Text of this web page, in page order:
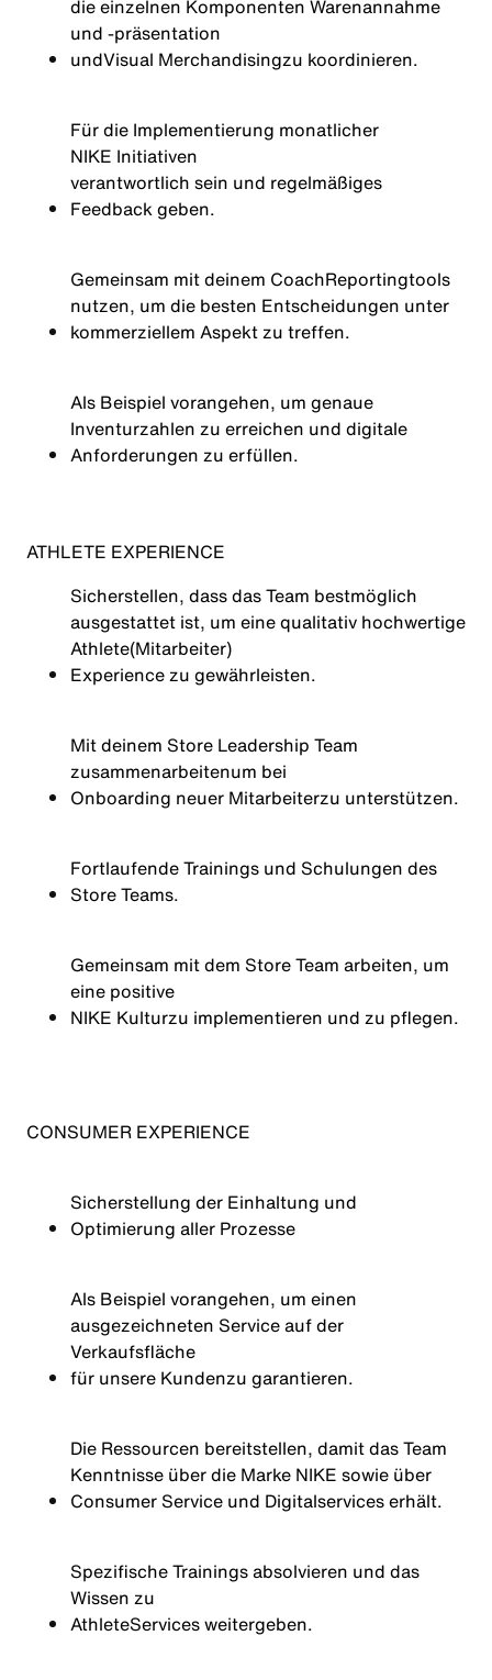
die einzelnen Komponenten Warenannahme
und -präsentation
undVisual Merchandisingzu koordinieren.
Für die Implementierung monatlicher
NIKE Initiativen
verantwortlich sein und regelmäßiges
Feedback geben.
Gemeinsam mit deinem CoachReportingtools
nutzen, um die besten Entscheidungen unter
kommerziellem Aspekt zu treffen.
Als Beispiel vorangehen, um genaue
Inventurzahlen zu erreichen und digitale
Anforderungen zu erfüllen.
ATHLETE EXPERIENCE
Sicherstellen, dass das Team bestmöglich
ausgestattet ist, um eine qualitativ hochwertige
Athlete(Mitarbeiter)
Experience zu gewährleisten.
Mit deinem Store Leadership Team
zusammenarbeitenum bei
Onboarding neuer Mitarbeiterzu unterstützen.
Fortlaufende Trainings und Schulungen des
Store Teams.
Gemeinsam mit dem Store Team arbeiten, um
eine positive
NIKE Kulturzu implementieren und zu pflegen.
CONSUMER EXPERIENCE
Sicherstellung der Einhaltung und
Optimierung aller Prozesse
Als Beispiel vorangehen, um einen
ausgezeichneten Service auf der
Verkaufsfläche
für unsere Kundenzu garantieren.
Die Ressourcen bereitstellen, damit das Team
Kenntnisse über die Marke NIKE sowie über
Consumer Service und Digitalservices erhält.
Spezifische Trainings absolvieren und das
Wissen zu
AthleteServices weitergeben.